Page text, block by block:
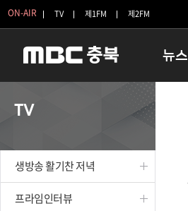
ON-AIR TV 제1FM 제2FM
뉴스
TV
생방송 활기찬 저녁
프라임인터뷰